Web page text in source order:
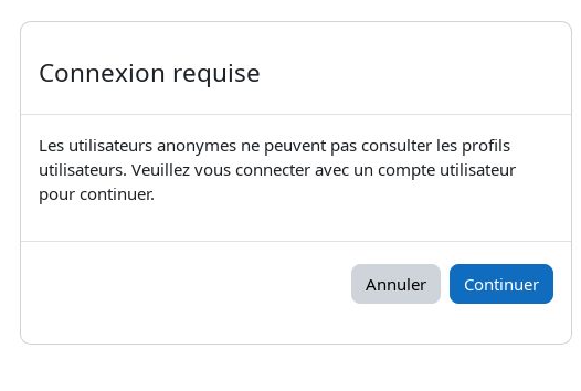
Connexion requise
Les utilisateurs anonymes ne peuvent pas consulter les profils
utilisateurs. Veuillez vous connecter avec un compte utilisateur
pour continuer.
Annuler Continuer